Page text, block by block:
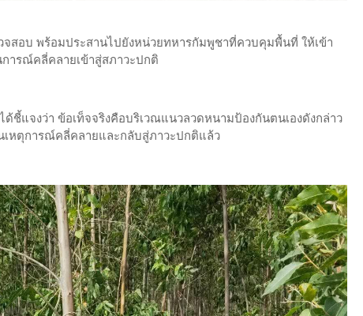
จสอบ พร้อมประสานไปยังหน่วยทหารกัมพูชาที่ควบคุมพื้นที่ ให้เข้า
ารณ์คลี่คลายเข้าสู่สภาวะปกติ
ชี้แจงว่า ข้อเท็จจริงคือบริเวณแนวลวดหนามป้องกันตนเองดังกล่าว
หตุการณ์คลี่คลายและกลับสู่ภาวะปกติแล้ว